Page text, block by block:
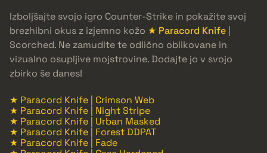
Izboljšajte svojo igro Counter-Strike in pokažite svoj
brezhibni okus z izjemno kožo ★ Paracord Knife |
Scorched. Ne zamudite te odlično oblikovane in
vizualno osupljive mojstrovine. Dodajte jo v svojo
zbirko še danes!
★ Paracord Knife | Crimson Web
★ Paracord Knife | Night Stripe
★ Paracord Knife | Urban Masked
★ Paracord Knife | Forest DDPAT
★ Paracord Knife | Fade